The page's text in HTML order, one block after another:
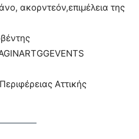
ακορντεόν,επιμέλεια της
Αττικής